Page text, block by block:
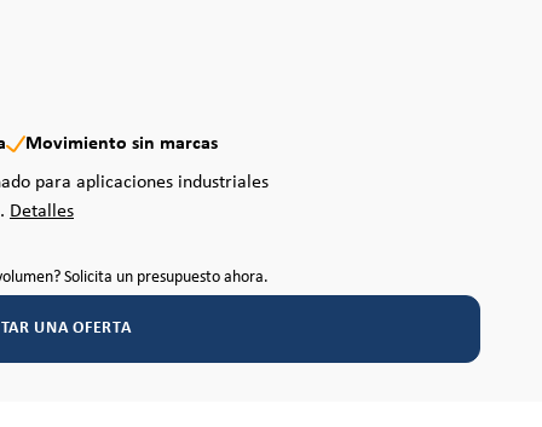
Movimiento sin marcas
para aplicaciones industriales
Detalles
Solicita un presupuesto ahora.
UNA OFERTA